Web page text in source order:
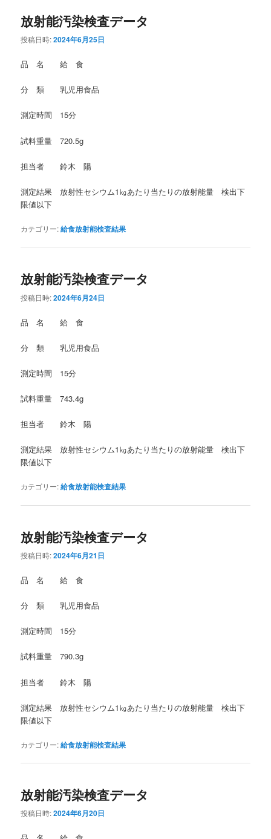
放射能汚染検査データ
投稿日時:2024年6月25日
品 名 給 食
分 類 乳児用食品
測定時間 15分
試料重量 720.5g
担当者 鈴木 陽
測定結果 放射性セシウム1㎏あたり当たりの放射能量 検出下
限値以下
カテゴリー:給食放射能検査結果
放射能汚染検査データ
投稿日時:2024年6月24日
品 名 給 食
分 類 乳児用食品
測定時間 15分
試料重量 743.4g
担当者 鈴木 陽
測定結果 放射性セシウム1㎏あたり当たりの放射能量 検出下
限値以下
カテゴリー:給食放射能検査結果
放射能汚染検査データ
投稿日時:2024年6月21日
品 名 給 食
分 類 乳児用食品
測定時間 15分
試料重量 790.3g
担当者 鈴木 陽
測定結果 放射性セシウム1㎏あたり当たりの放射能量 検出下
限値以下
カテゴリー:給食放射能検査結果
放射能汚染検査データ
投稿日時:2024年6月20日